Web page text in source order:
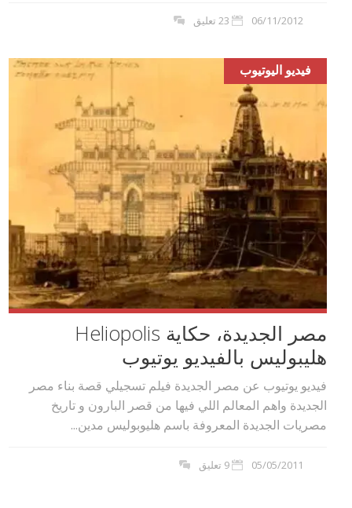
06/11/2012 23 تعليق
فيديو اليوتيوب
مصر الجديدة، حكاية Heliopolis
هليبوليس بالفيديو يوتيوب
فيديو يوتيوب عن مصر الجديدة فيلم تسجيلي قصة بناء مصر
الجديدة واهم المعالم اللي فيها من قصر البارون و تاريخ
مصريات الجديدة المعروفة باسم هليوبوليس مدين...
05/05/2011 9 تعليق